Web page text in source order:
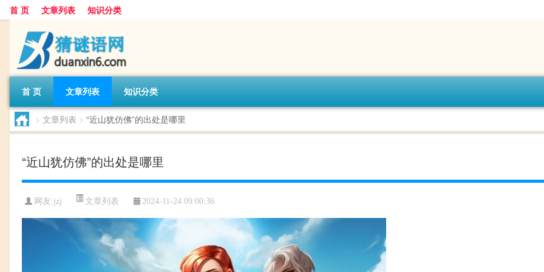
首 页 文章列表 知识分类
首 页 文章列表 知识分类
> 文章列表 > “近山犹仿佛”的出处是哪里
“近山犹仿佛”的出处是哪里
网友:jzj 文章列表 2024-11-24 09:00:36